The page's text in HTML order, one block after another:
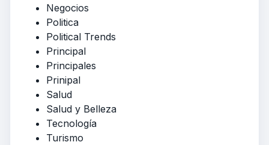
Negocios
Politica
Political Trends
Principal
Principales
Prinipal
Salud
Salud y Belleza
Tecnología
Turismo